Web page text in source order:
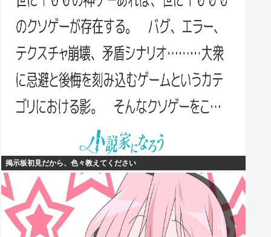
掲示板初見だから、色々教えてください